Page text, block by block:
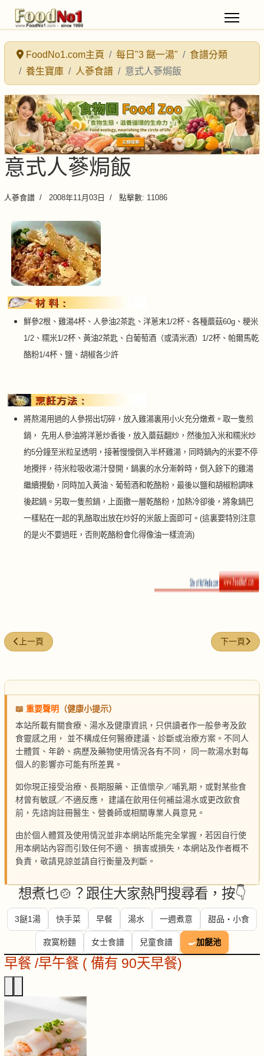
FoodNo1.com主頁 每日"3 餸一湯"
食譜分類
養生寶庫
人蔘食譜 意式人蔘焗飯
意式人蔘焗飯
人蔘食譜 2008年11月03日 點擊數: 11086
鮮參2根、雞湯4杯、人參油2茶匙、洋蔥末1/2杯、各種蘑菇60g、粳米
1/2、糯米1/2杯、黃油2茶匙、白葡萄酒（或清米酒）1/2杯、帕爾馬乾
酪粉1/4杯、鹽、胡椒各少許
將熬湯用過的人參撈出切碎，放入雞湯裏用小火充分燉煮。取一隻煎
鍋， 先用人參油將洋蔥炒香後，放入蘑菇翻炒，然後加入米和糯米炒
約5分鐘至米粒呈透明，接著慢慢倒入半杯雞湯，同時鍋內的米要不停
地攪拌，待米粒吸收湯汁發開，鍋裏的水分漸幹時，倒入餘下的雞湯
繼續攪動，同時加入黃油、葡萄酒和乾酪粉，最後以鹽和胡椒粉調味
後起鍋。另取一隻煎鍋，上面撒一層乾酪粉，加熱冷卻後，將象鍋巴
一樣粘在一起的乳酪取出放在炒好的米飯上面即可。(這裏要特別注意
的是火不要過旺，否則乾酪粉會化得像油一樣流淌)
上一篇文章: 意式人蔘餃佐油炸甜椒
上一頁 下一篇文章
下一頁
📖 重要聲明
（健康小提示）
本站所載有關食療、湯水及健康資訊，只供讀者作一般參考及飲
食靈感之用， 並不構成任何醫療建議、診斷或治療方案。不同人
士體質、年齡、病歷及藥物使用情況各有不同， 同一款湯水對每
個人的影響亦可能有所差異。
如你現正接受治療、長期服藥、正值懷孕／哺乳期，或對某些食
材曾有敏感／不適反應， 建議在飲用任何補益湯水或更改飲食
前，先諮詢註冊醫生、營養師或相關專業人員意見。
由於個人體質及使用情況並非本網站所能完全掌握，若因自行使
用本網站內容而引致任何不適、 損害或損失，本網站及作者概不
負責，敬請見諒並請自行衡量及判斷。
想煮乜🍲？跟住大家熱門搜尋看，按👇
3餸1湯 快手菜 早餐 湯水 一週煮意 甜品・小食
寂寞粉麵 女士食譜 兒童食譜 🍳加餸池
早餐 /早午餐 ( 備有 90天早餐)